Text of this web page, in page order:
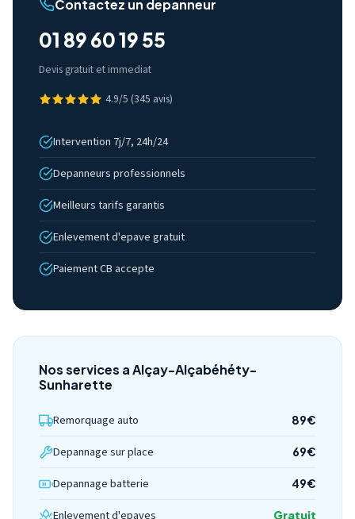
Contactez un depanneur
01 89 60 19 55
Devis gratuit et immediat
4.9/5 (345 avis)
Intervention 7j/7, 24h/24
Depanneurs professionnels
Meilleurs tarifs garantis
Enlevement d'epave gratuit
Paiement CB accepte
Nos services a Alçay-Alçabéhéty-
Sunharette
Remorquage auto 89€
Depannage sur place 69€
Depannage batterie 49€
Enlevement d'epaves Gratuit